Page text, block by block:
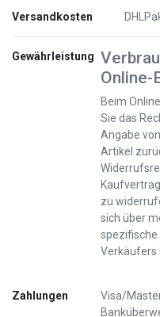
Versandkosten
Gewährleistung
Online-
Beim
Sie das
Angabe
Artikel
zu
sich über
spezifische
Verkäufers
Zahlungen
Visa/